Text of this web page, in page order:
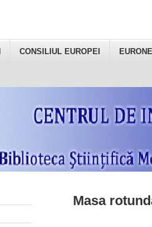
CONSILIUL EUROPEI
Masa